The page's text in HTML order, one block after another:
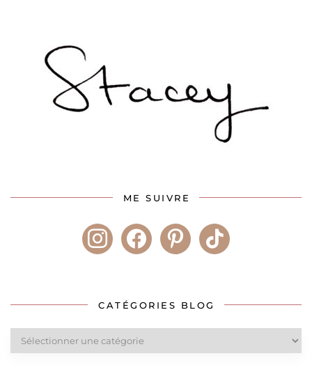
ME SUIVRE
instagramfacebookpinteresttiktok
CATÉGORIES BLOG
Catégories
blog